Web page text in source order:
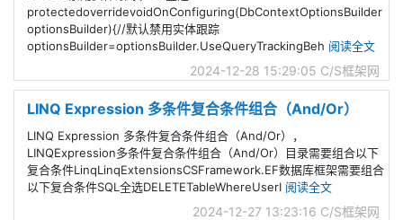
protectedoverridevoidOnConfiguring(DbContextOptionsBuilder
optionsBuilder){//默认禁用实体跟踪
optionsBuilder=optionsBuilder.UseQueryTrackingBeh 阅读全文
2024-12-28 15:29:05 C/S框架网
LINQ Expression 多条件复合条件组合（And/Or）
LINQ Expression 多条件复合条件组合（And/Or），
LINQExpression多条件复合条件组合（And/Or）目录需要组合以下
复合条件LinqLinqExtensionsCSFramework.EF数据库框架需要组合
以下复合条件SQL全选DELETETableWhereUserI 阅读全文
2024-12-27 13:23:16 C/S框架网